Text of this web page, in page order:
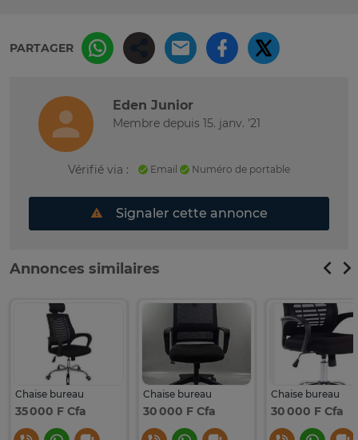
PARTAGER
Eden Junior
Membre depuis 15. janv. '21
Vérifié via : Email Numéro de portable
Signaler cette annonce
Annonces similaires
Chaise bureau
35 000 F Cfa
Chaise bureau
30 000 F Cfa
Chaise bureau
30 000 F Cfa